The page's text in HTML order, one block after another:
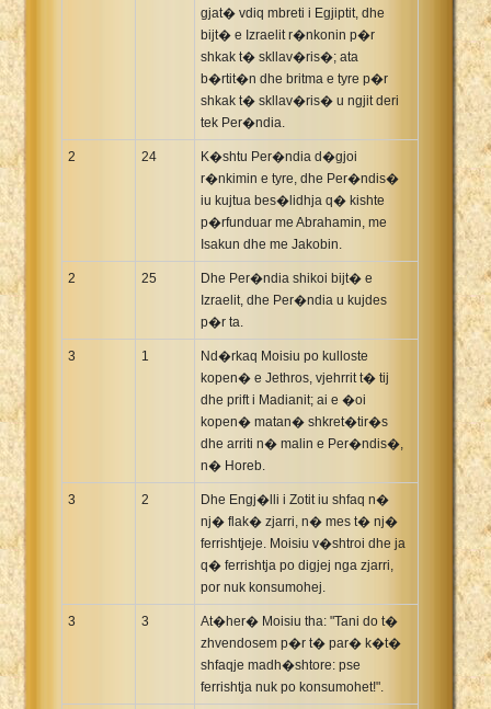
gjat� vdiq mbreti i Egjiptit, dhe
bijt� e Izraelit r�nkonin p�r
shkak t� skllav�ris�; ata
b�rtit�n dhe britma e tyre p�r
shkak t� skllav�ris� u ngjit deri
tek Per�ndia.
2 24
K�shtu Per�ndia d�gjoi
r�nkimin e tyre, dhe Per�ndis�
iu kujtua bes�lidhja q� kishte
p�rfunduar me Abrahamin, me
Isakun dhe me Jakobin.
2 25
Dhe Per�ndia shikoi bijt� e
Izraelit, dhe Per�ndia u kujdes
p�r ta.
3 1
Nd�rkaq Moisiu po kulloste
kopen� e Jethros, vjehrrit t� tij
dhe prift i Madianit; ai e �oi
kopen� matan� shkret�tir�s
dhe arriti n� malin e Per�ndis�,
n� Horeb.
3 2
Dhe Engj�lli i Zotit iu shfaq n�
nj� flak� zjarri, n� mes t� nj�
ferrishtjeje. Moisiu v�shtroi dhe ja
q� ferrishtja po digjej nga zjarri,
por nuk konsumohej.
3 3
At�her� Moisiu tha: "Tani do t�
zhvendosem p�r t� par� k�t�
shfaqje madh�shtore: pse
ferrishtja nuk po konsumohet!".